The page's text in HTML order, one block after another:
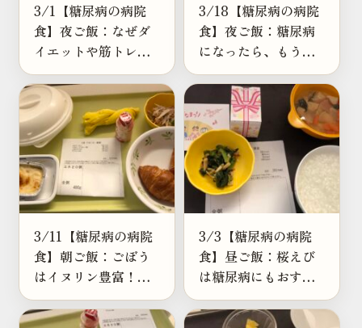
3/1【糖尿病の病院
食】夜ご飯：なぜダ
イエットや筋トレで
鶏肉が選ばれる？糖
尿病にも良い？
3/18【糖尿病の病院
食】夜ご飯：糖尿病
になったら、もうコ
ンソメパンチは食べ
られないのだろう
か？
3/11【糖尿病の病院
食】朝ご飯：ごぼう
はイヌリン豊富！血
糖値や腸活にも嬉し
い根菜だった
3/3【糖尿病の病院
食】昼ご飯：桜えび
は糖尿病にもおすす
め？豊富な栄養とア
スタキサンチンに注